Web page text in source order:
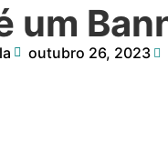
um
outubro 26, 2023